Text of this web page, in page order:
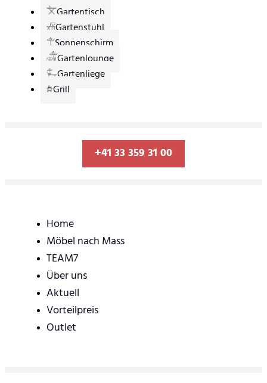
Gartentisch
Gartenstuhl
Sonnenschirm
Gartenlounge
Gartenliege
Grill
+41 33 359 31 00
Home
Möbel nach Mass
TEAM7
Über uns
Aktuell
Vorteilpreis
Outlet